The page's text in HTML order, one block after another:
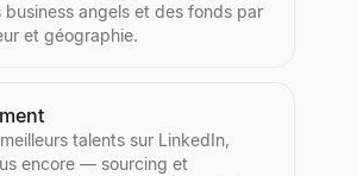
business angels et des fonds par
et géographie.
talents sur LinkedIn,
encore — sourcing et